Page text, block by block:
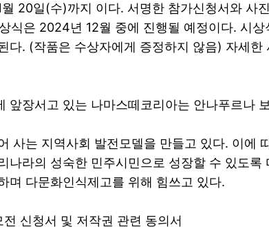
20일(수)까지 이다. 서명한 참가신청서와
식은 2024년 12월 중에 진행될 예정이다. 시
다. (작품은 수상자에게 증정하지 않음) 자세
앞장서고 있는 나마스떼코리아는 안나푸르나
사는 지역사회 발전모델을 만들고 있다. 이에
나라의 성숙한 민주시민으로 성장할 수 있도
며 다문화인식제고를 위해 힘쓰고 있다.
신청서 및 저작권 관련 동의서